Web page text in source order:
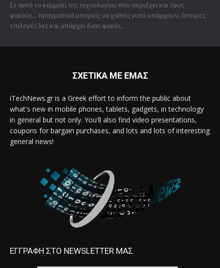
Σε αυτό το κομμάτι της τεχνολογίας που περιέχει και τους
φακούς... πραγματικά μπορείς να χαθείς γιατί υπάρχουν, άπειρες
επιλογές λες και υπάρχει ένας φακός...
ΣΧΕΤΙΚΑ ΜΕ ΕΜΑΣ
iTechNews.gr is a Greek effort to inform the public about
what's new in mobile phones, tablets, gadgets, in technology
in general but not only. You'll also find video presentations,
coupons for bargain purchases, and lots and lots of interesting
general news!
ΕΓΓΡΑΦΗ ΣΤΟ NEWSLETTER ΜΑΣ